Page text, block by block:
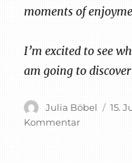
moments of
I’m excited to see
am going to
Autor
Julia Böbel 15.
Kommentarzu